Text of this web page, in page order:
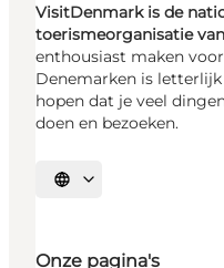
VisitDenmark is de
toerismeorganisatie
enthousiast maken
Denemarken is letterlijk
hopen dat je veel
doen en bezoeken.
Selecteer taal
Onze pagina's